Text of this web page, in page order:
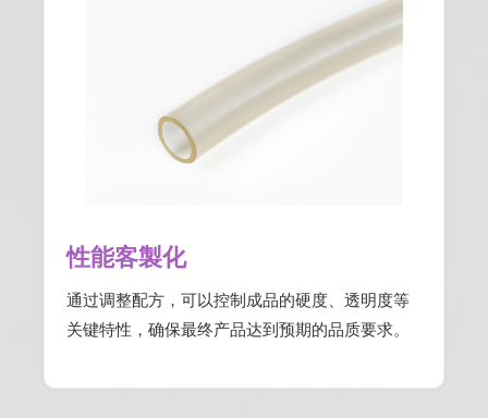
性能客製化
通过调整配方，可以控制成品的硬度、透明度等
关键特性，确保最终产品达到预期的品质要求。